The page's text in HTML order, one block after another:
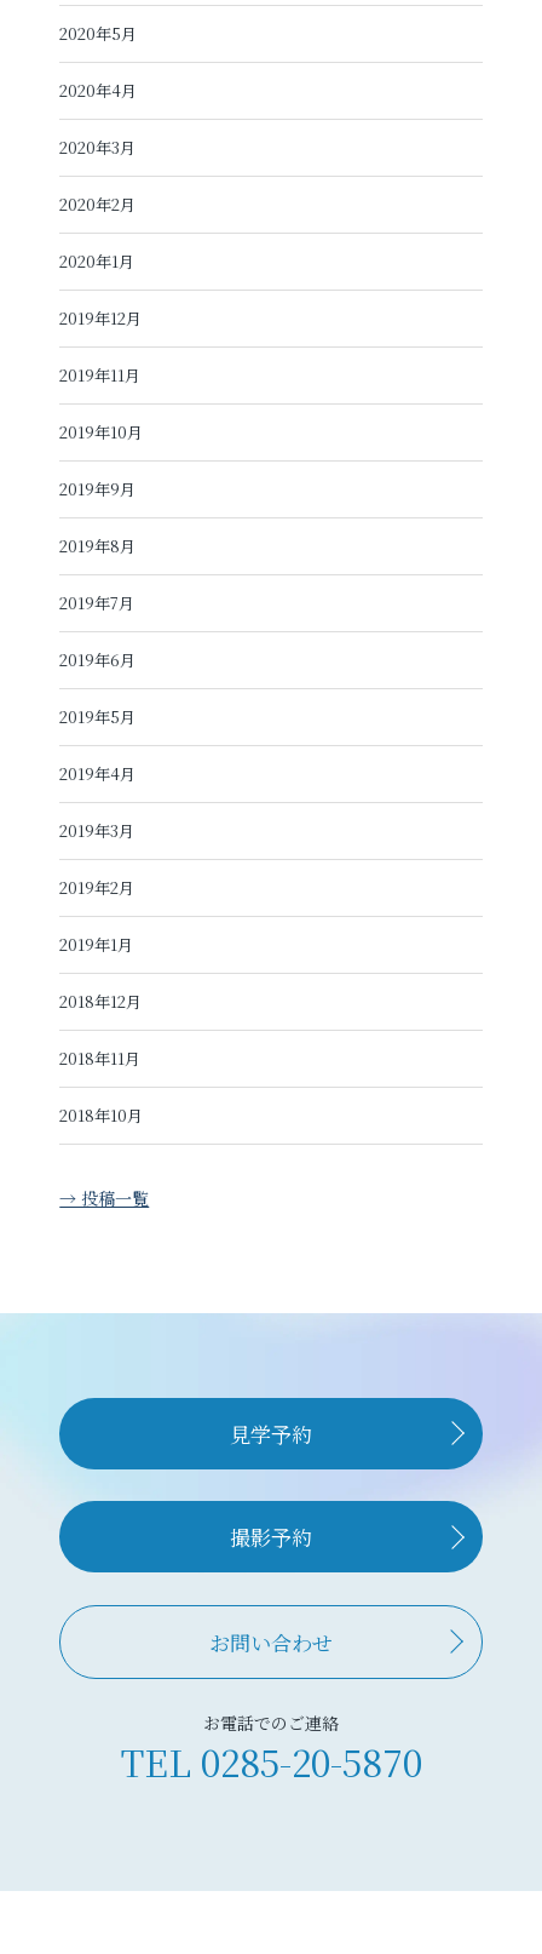
2020年5月
2020年4月
2020年3月
2020年2月
2020年1月
2019年12月
2019年11月
2019年10月
2019年9月
2019年8月
2019年7月
2019年6月
2019年5月
2019年4月
2019年3月
2019年2月
2019年1月
2018年12月
2018年11月
2018年10月
→ 投稿一覧
見学予約
撮影予約
お問い合わせ
お電話でのご連絡
TEL 0285-20-5870